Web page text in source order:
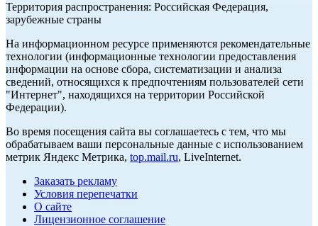
Территория распространения: Российская Федерация,
зарубежные страны
На информационном ресурсе применяются рекомендательные
технологии (информационные технологии предоставления
информации на основе сбора, систематизации и анализа
сведений, относящихся к предпочтениям пользователей сети
"Интернет", находящихся на территории Российской
Федерации).
Во время посещения сайта вы соглашаетесь с тем, что мы
обрабатываем ваши персональные данные с использованием
метрик Яндекс Метрика, top.mail.ru, LiveInternet.
Заказать рекламу
Условия перепечатки
О сайте
Лицензионное соглашение